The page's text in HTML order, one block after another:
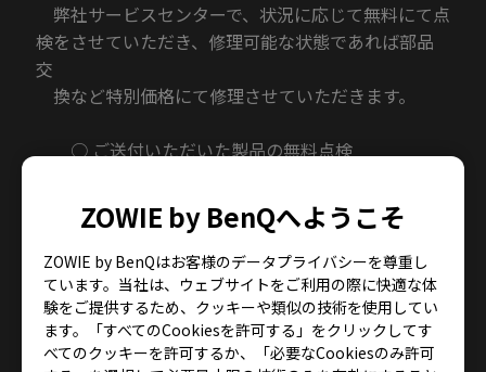
ZOWIE by BenQへようこそ
ZOWIE by BenQはお客様のデータプライバシーを尊重し
ています。当社は、ウェブサイトをご利用の際に快適な体
験をご提供するため、クッキーや類似の技術を使用してい
ます。「すべてのCookiesを許可する」をクリックしてす
べてのクッキーを許可するか、「必要なCookiesのみ許可
弊社サービスセンターで、状況に応じて無料にて点
検をさせていただき、修理可能な状態であれば部品
交
換など特別価格にて修理させていただきます。
○ ご送付いただいた製品の無料点検
理については交換部品代のみのご請求
○ 点検の結果、修理不可能な場合は特別価格に
て新品または交換製品をご提供
※点検につきましては、地震の影響により、
交通事情・燃料事情で十分に対応できない場合がご
ざ
います。ご理解いただきますようお願い申